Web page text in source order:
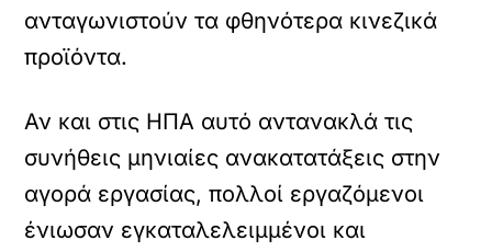
ανταγωνιστούν τα φθηνότερα κινεζικά
προϊόντα.
Αν και στις ΗΠΑ αυτό αντανακλά τις
συνήθεις μηνιαίες ανακατατάξεις στην
αγορά εργασίας, πολλοί εργαζόμενοι
ένιωσαν εγκαταλελειμμένοι και